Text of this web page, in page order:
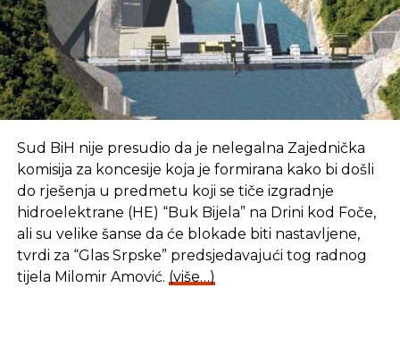
Sud BiH nije presudio da je nelegalna Zajednička
komisija za koncesije koja je formirana kako bi došli
do rješenja u predmetu koji se tiče izgradnje
hidroelektrane (HE) “Buk Bijela” na Drini kod Foče,
ali su velike šanse da će blokade biti nastavljene,
tvrdi za “Glas Srpske” predsjedavajući tog radnog
tijela Milomir Amović. (više…)